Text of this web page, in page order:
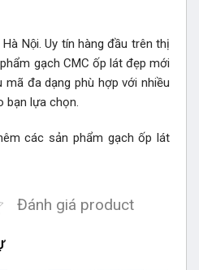
Nội. Uy tín hàng đầu trên thị
gạch CMC ốp lát đẹp mới
đa dạng phù hợp với nhiều
bạn lựa chọn.
các sản phẩm gạch ốp lát
Đánh giá product